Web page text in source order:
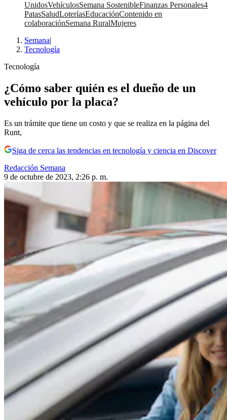
UnidosVehículosSemana SostenibleFinanzas Personales4
PatasSaludLoteríasEducaciónContenido en
colaboraciónSemana RuralMujeres
Semana|
Tecnología
Tecnología
¿Cómo saber quién es el dueño de un
vehículo por la placa?
Es un trámite que tiene un costo y que se realiza en la página del
Runt,
Siga de cerca las tendencias en tecnología y ciencia en Discover
Redacción Semana
9 de octubre de 2023, 2:26 p. m.